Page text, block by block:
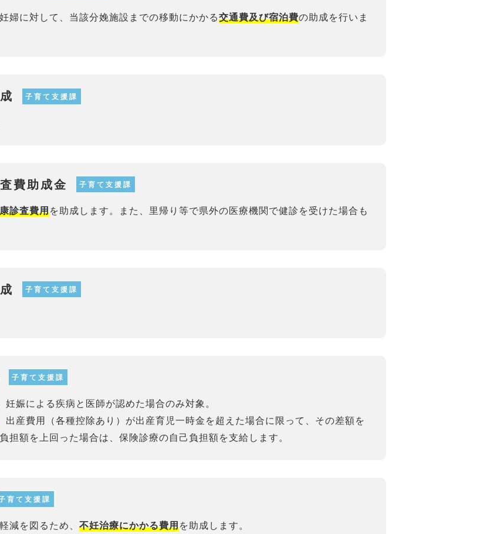
婦に対して、当該分娩施設までの移動にかかる交通費及び宿泊費の助成を行いま
子育て支援課
費助成金 子育て支援課
診査費用を助成します。また、里帰り等で県外の医療機関で健診を受けた場合も
子育て支援課
子育て支援課
娠による疾病と医師が認めた場合のみ対象。
出産費用（各種控除あり）が出産育児一時金を超えた場合に限って、その差額を
額を上回った場合は、保険診療の自己負担額を支給します。
育て支援課
減を図るため、 不妊治療にかかる費用を助成します。